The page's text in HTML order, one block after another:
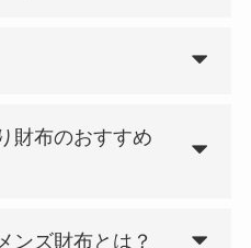
財布のおすすめ
ンズ財布とは？